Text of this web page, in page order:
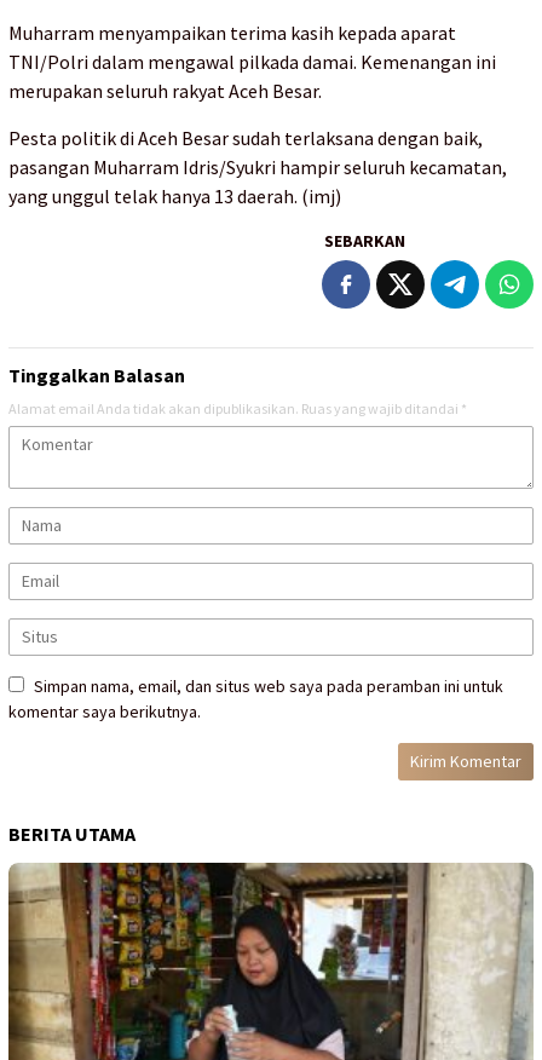
Muharram menyampaikan terima kasih kepada aparat
TNI/Polri dalam mengawal pilkada damai. Kemenangan ini
merupakan seluruh rakyat Aceh Besar.
Pesta politik di Aceh Besar sudah terlaksana dengan baik,
pasangan Muharram Idris/Syukri hampir seluruh kecamatan,
yang unggul telak hanya 13 daerah. (imj)
SEBARKAN
Tinggalkan Balasan
Alamat email Anda tidak akan dipublikasikan. Ruas yang wajib ditandai *
Simpan nama, email, dan situs web saya pada peramban ini untuk
komentar saya berikutnya.
BERITA UTAMA